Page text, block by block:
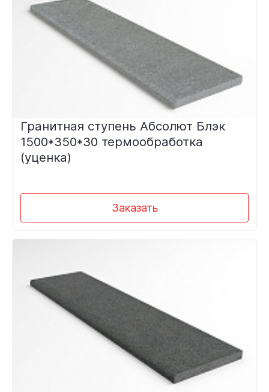
Гранитная ступень Абсолют Блэк
1500*350*30 термообработка
(уценка)
Заказать